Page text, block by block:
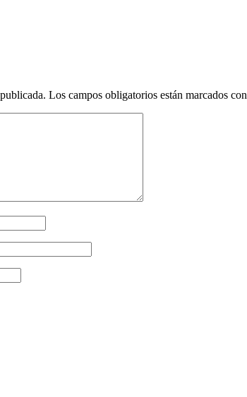
Los campos obligatorios están marcados con